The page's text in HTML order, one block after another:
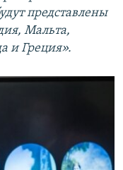
представлены
Мальта,
и Греция».